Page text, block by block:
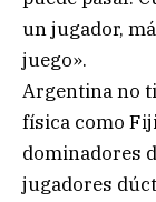
un jugador,
juego».
Argentina no
física como
dominadores
jugadores